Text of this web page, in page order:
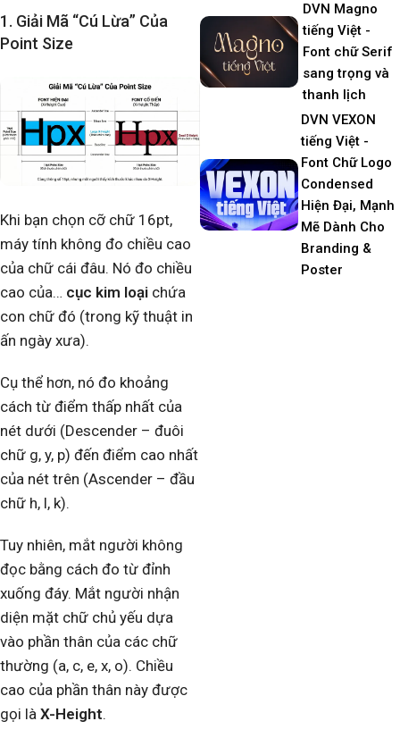
1. Giải Mã “Cú Lừa” Của
Point Size​
Khi bạn chọn cỡ chữ 16pt,
máy tính không đo chiều cao
của chữ cái đâu. Nó đo chiều
cao của… cục kim loại chứa
con chữ đó (trong kỹ thuật in
ấn ngày xưa).
Cụ thể hơn, nó đo khoảng
cách từ điểm thấp nhất của
nét dưới (Descender – đuôi
chữ g, y, p) đến điểm cao nhất
của nét trên (Ascender – đầu
chữ h, l, k).
Tuy nhiên, mắt người không
đọc bằng cách đo từ đỉnh
xuống đáy. Mắt người nhận
diện mặt chữ chủ yếu dựa
vào phần thân của các chữ
thường (a, c, e, x, o). Chiều
cao của phần thân này được
gọi là X-Height.
DVN Magno
tiếng Việt -
Font chữ Serif
sang trọng và
thanh lịch
DVN VEXON
tiếng Việt -
Font Chữ Logo
Condensed
Hiện Đại, Mạnh
Mẽ Dành Cho
Branding &
Poster